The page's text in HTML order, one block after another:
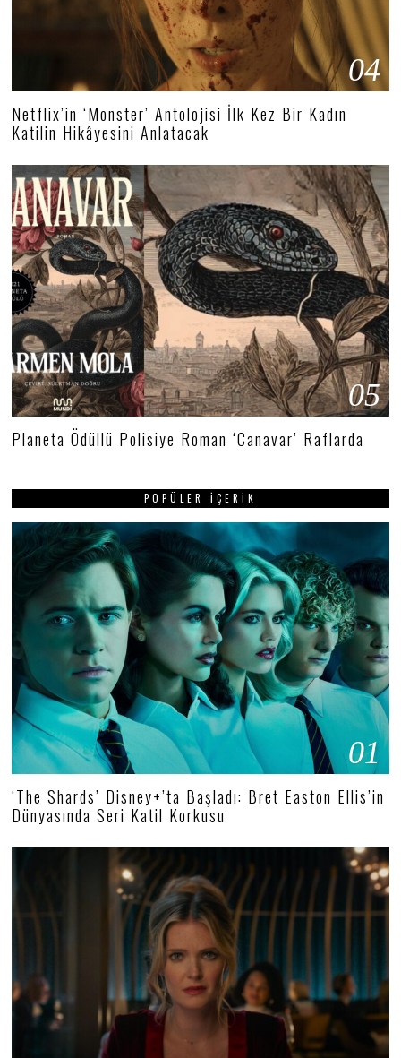
04
Netflix’in ‘Monster’ Antolojisi İlk Kez Bir Kadın
Katilin Hikâyesini Anlatacak
05
Planeta Ödüllü Polisiye Roman ‘Canavar’ Raflarda
POPÜLER İÇERIK
01
‘The Shards’ Disney+’ta Başladı: Bret Easton Ellis’in
Dünyasında Seri Katil Korkusu